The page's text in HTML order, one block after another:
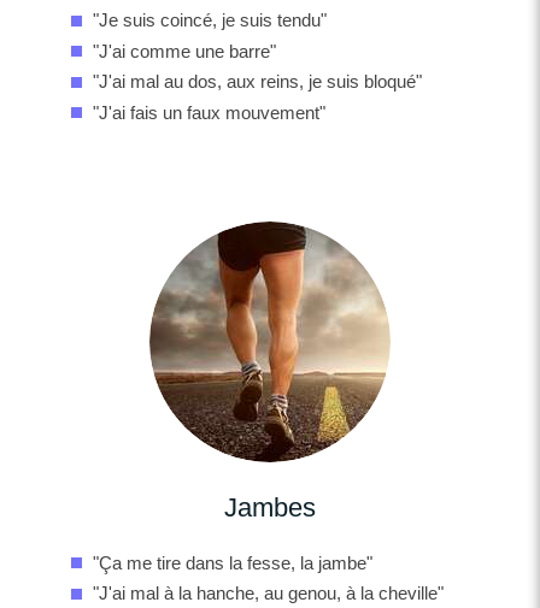
"Je suis coincé, je suis tendu"
"J'ai comme une barre"
"J'ai mal au dos, aux reins, je suis bloqué"
"J'ai fais un faux mouvement"
Jambes
"Ça me tire dans la fesse, la jambe"
"J'ai mal à la hanche, au genou, à la cheville"